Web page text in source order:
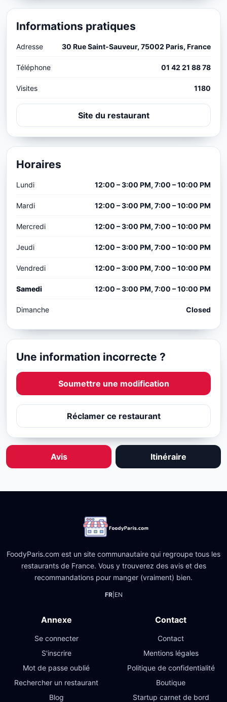
Informations pratiques
Adresse 30 Rue Saint-Sauveur, 75002 Paris, France
Téléphone 01 42 21 88 78
Visites 1180
Site du restaurant
Horaires
Lundi 12:00 – 3:00 PM, 7:00 – 10:00 PM
Mardi 12:00 – 3:00 PM, 7:00 – 10:00 PM
Mercredi 12:00 – 3:00 PM, 7:00 – 10:00 PM
Jeudi 12:00 – 3:00 PM, 7:00 – 10:00 PM
Vendredi 12:00 – 3:00 PM, 7:00 – 10:00 PM
Samedi 12:00 – 3:00 PM, 7:00 – 10:00 PM
Dimanche Closed
Une information incorrecte ?
Soumettre une modification
Réclamer ce restaurant
Avis Itinéraire
FoodyParis.com est un site communautaire qui regroupe tous les
restaurants de France. Vous y trouverez des avis et des
recommandations pour manger (vraiment) bien.
FR| EN
Annexe
Se connecter
S'inscrire
Mot de passe oublié
Rechercher un restaurant
Blog
Contact
Contact
Mentions légales
Politique de confidentialité
Boutique
Startup carnet de bord